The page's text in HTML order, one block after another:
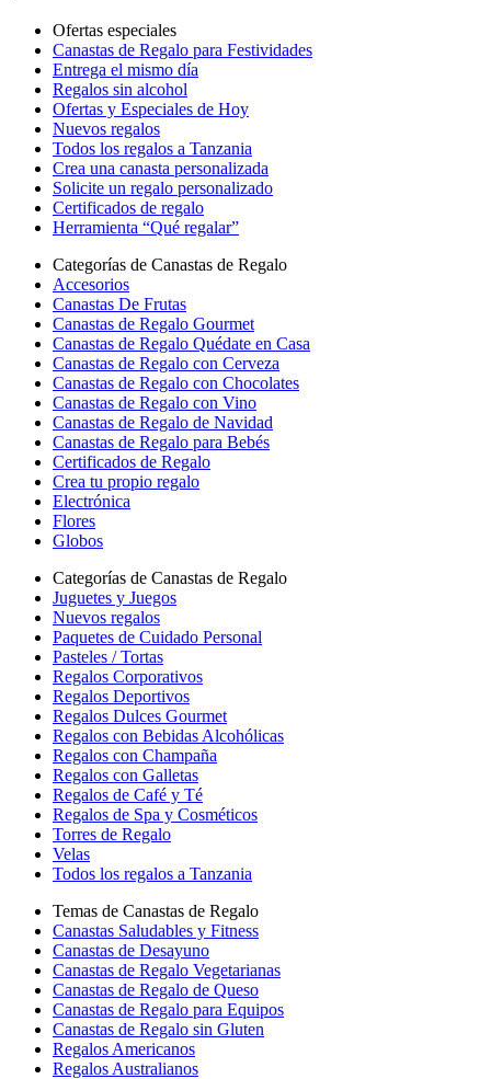
Ofertas especiales
Canastas de Regalo para Festividades
Entrega el mismo día
Regalos sin alcohol
Ofertas y Especiales de Hoy
Nuevos regalos
Todos los regalos a Tanzania
Crea una canasta personalizada
Solicite un regalo personalizado
Certificados de regalo
Herramienta “Qué regalar”
Categorías de Canastas de Regalo
Accesorios
Canastas De Frutas
Canastas de Regalo Gourmet
Canastas de Regalo Quédate en Casa
Canastas de Regalo con Cerveza
Canastas de Regalo con Chocolates
Canastas de Regalo con Vino
Canastas de Regalo de Navidad
Canastas de Regalo para Bebés
Certificados de Regalo
Crea tu propio regalo
Electrónica
Flores
Globos
Categorías de Canastas de Regalo
Juguetes y Juegos
Nuevos regalos
Paquetes de Cuidado Personal
Pasteles / Tortas
Regalos Corporativos
Regalos Deportivos
Regalos Dulces Gourmet
Regalos con Bebidas Alcohólicas
Regalos con Champaña
Regalos con Galletas
Regalos de Café y Té
Regalos de Spa y Cosméticos
Torres de Regalo
Velas
Todos los regalos a Tanzania
Temas de Canastas de Regalo
Canastas Saludables y Fitness
Canastas de Desayuno
Canastas de Regalo Vegetarianas
Canastas de Regalo de Queso
Canastas de Regalo para Equipos
Canastas de Regalo sin Gluten
Regalos Americanos
Regalos Australianos